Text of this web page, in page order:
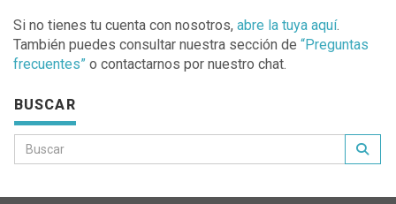
Si no tienes tu cuenta con nosotros, abre la tuya aquí.
También puedes consultar nuestra sección de “Preguntas
frecuentes” o contactarnos por nuestro chat.
BUSCAR